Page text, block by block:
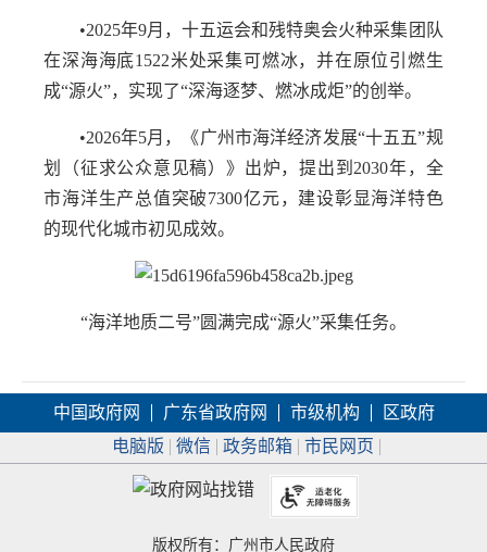
•2025年9月，十五运会和残特奥会火种采集团队
在深海海底1522米处采集可燃冰，并在原位引燃生
成“源火”，实现了“深海逐梦、燃冰成炬”的创举。
•2026年5月，《广州市海洋经济发展“十五五”规
划（征求公众意见稿）》出炉，提出到2030年，全
市海洋生产总值突破7300亿元，建设彰显海洋特色
的现代化城市初见成效。
“海洋地质二号”圆满完成“源火”采集任务。
中国政府网 广东省政府网 市级机构
区政府
电脑版
微信 政务邮箱 市民网页
版权所有：广州市人民政府